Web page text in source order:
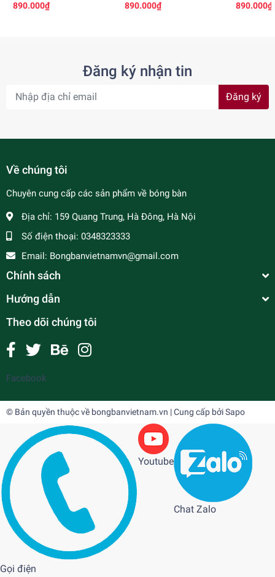
890.000₫
890.000₫
890.000₫
Đăng ký nhận tin
Đăng ký
Về chúng tôi
Chuyên cung cấp các sản phẩm về bóng bàn
Địa chỉ: 159 Quang Trung, Hà Đông, Hà Nội
Số điện thoại: 0348323333
Email: Bongbanvietnamvn@gmail.com
Chính sách
Hướng dẫn
Theo dõi chúng tôi
Facebook
© Bản quyền thuộc về bongbanvietnam.vn | Cung cấp bởiSapo
Gọi điện
Youtube
Chat Zalo